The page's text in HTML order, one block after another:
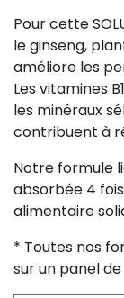
Pour cette
le ginseng,
améliore les
Les vitamines
les minéraux
contribuent à
Notre formule
absorbée 4
alimentaire
* Toutes nos
sur un panel